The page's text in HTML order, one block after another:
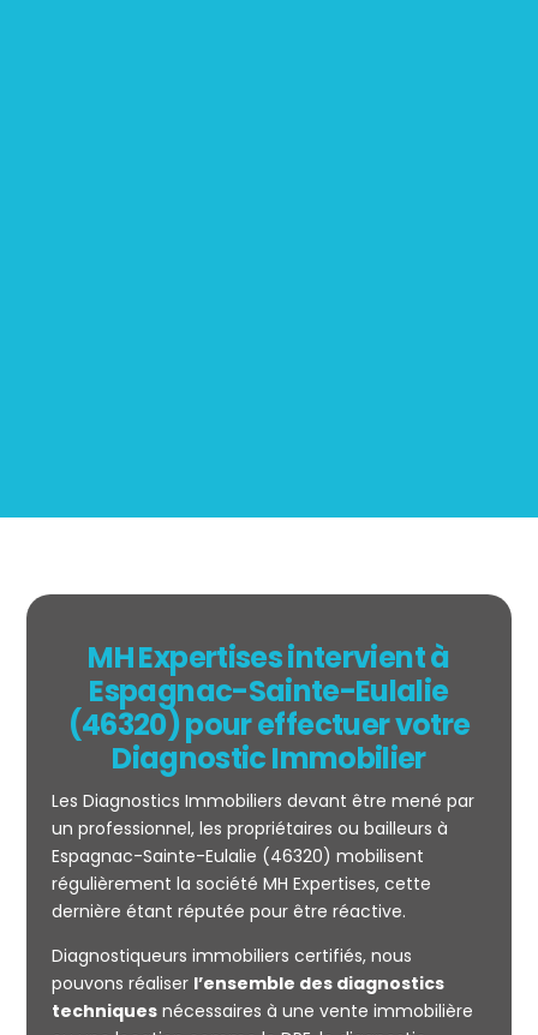
Mesurage
CARREZ
MH Expertises intervient à
Espagnac-Sainte-Eulalie
(46320) pour effectuer votre
Diagnostic Immobilier
Les Diagnostics Immobiliers devant être mené par
un professionnel, les propriétaires ou bailleurs à
Espagnac-Sainte-Eulalie (46320) mobilisent
régulièrement la société MH Expertises, cette
dernière étant réputée pour être réactive.
Diagnostiqueurs immobiliers certifiés, nous
pouvons réaliser l’ensemble des diagnostics
techniquesnécessaires à une vente immobilière